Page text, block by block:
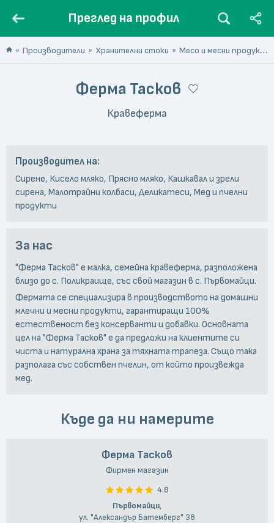
Преглед на профил
Производители Хранителни стоки Месо и месни продукти
Ферма Тасков
Кравеферма
Производител на:
Сирене, Кисело мляко, Прясно мляко, Кашкавал и зрели
сирена, Малотрайни колбаси, Деликатеси, Мед и пчелни
продукти
За нас
"Ферма Тасков" e малка, семейна кравеферма, разположена
близо до с. Поликраище, със свой магазин в с. Първомайци.
Фермата се специализира в производството на домашни
млечни и месни продукти, гарантиращи 100%
естественост без консерванти и добавки. Основната
цел на "Ферма Тасков" е да предложи на клиентите си
чиста и натурална храна за тяхната трапеза. Също така
разполага със собствен пчелин, от който произвежда
мед.
Къде да ни намерите
Ферма Тасков
Фирмен магазин
4.8
Първомайци,
ул. "Александър Батемберг" 38